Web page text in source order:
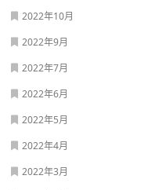
2022年10月
2022年9月
2022年7月
2022年6月
2022年5月
2022年4月
2022年3月